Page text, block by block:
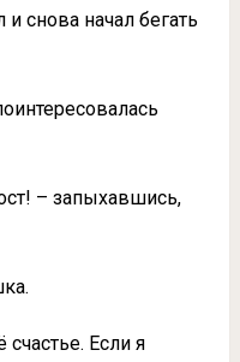
снова начал бегать
– запыхавшись,
Если я